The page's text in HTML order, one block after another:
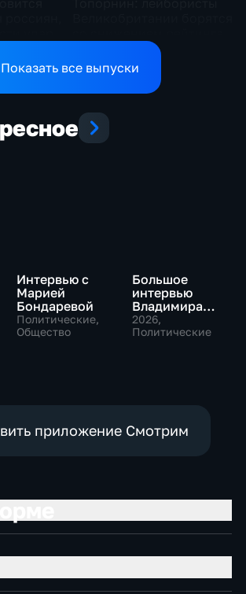
Показать все выпуски
Интервью с
Марией
Бондаревой
Политические,
Общество
Большое
интервью
Владимира
Соловьева
Роджеру
2026,
Политические
приложение Смотрим